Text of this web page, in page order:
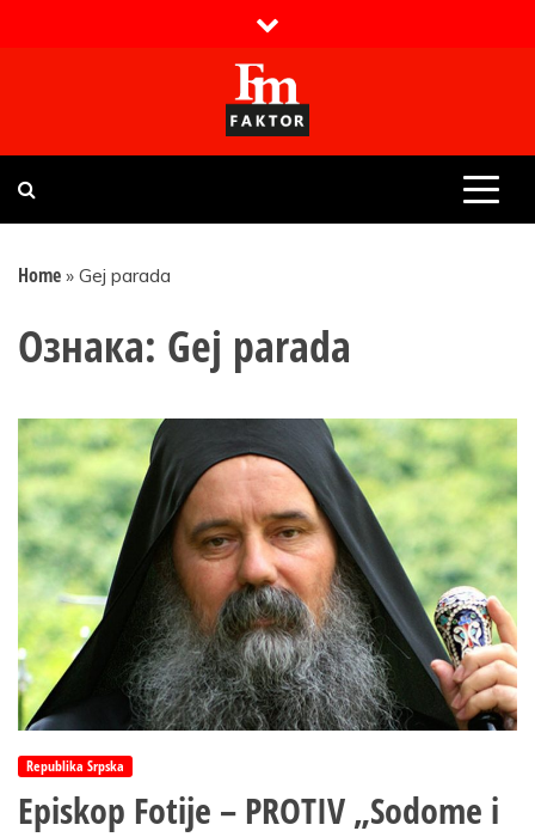
Faktor magazin
Uvijek presudan
Home » Gej parada
Ознака: Gej parada
Republika Srpska
Episkop Fotije – PROTIV „Sodome i